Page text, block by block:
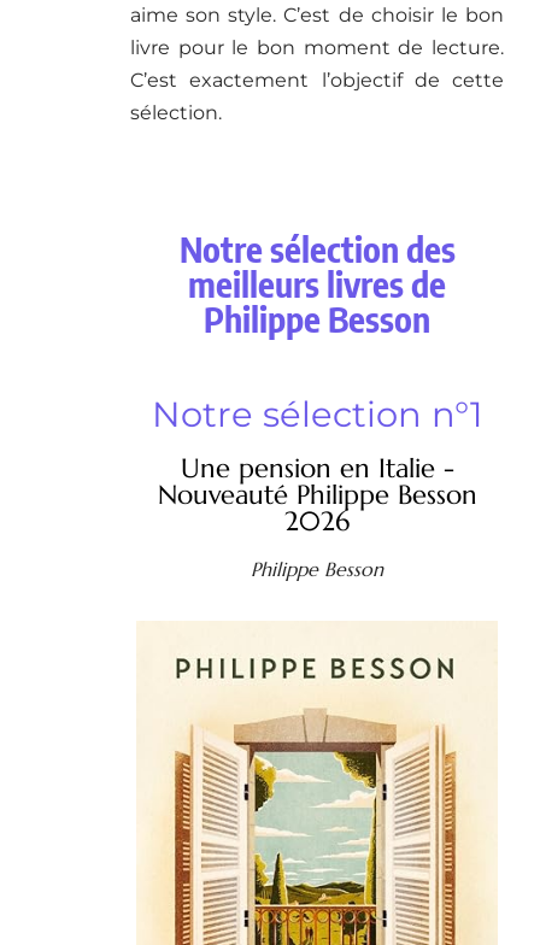
aime son style. C’est de choisir le bon
livre pour le bon moment de lecture.
C’est exactement l’objectif de cette
sélection.
Notre sélection des
meilleurs livres de
Philippe Besson
Notre sélection n°1
Une pension en Italie -
Nouveauté Philippe Besson
2026
Philippe Besson